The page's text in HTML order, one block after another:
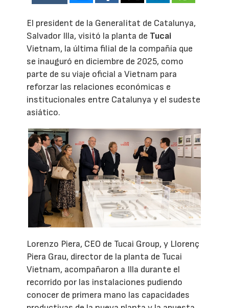
El president de la Generalitat de Catalunya,
Salvador Illa, visitó la planta de Tucai
Vietnam, la última filial de la compañía que
se inauguró en diciembre de 2025, como
parte de su viaje oficial a Vietnam para
reforzar las relaciones económicas e
institucionales entre Catalunya y el sudeste
asiático.
Lorenzo Piera, CEO de Tucai Group, y Llorenç
Piera Grau, director de la planta de Tucai
Vietnam, acompañaron a Illa durante el
recorrido por las instalaciones pudiendo
conocer de primera mano las capacidades